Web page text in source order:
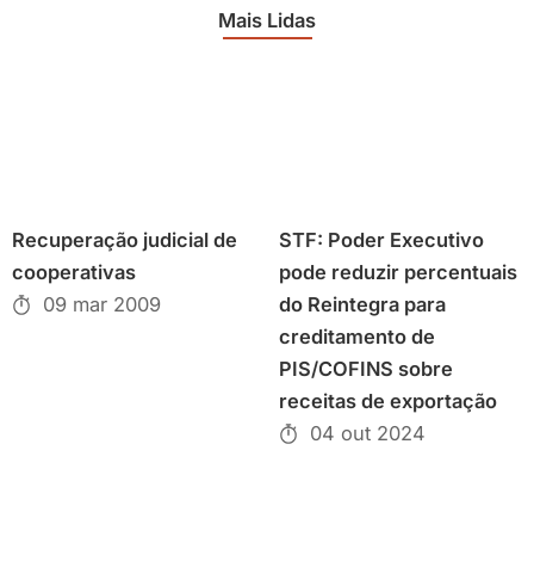
Mais Lidas
Recuperação judicial de
cooperativas
09 mar 2009
STF: Poder Executivo
pode reduzir percentuais
do Reintegra para
creditamento de
PIS/COFINS sobre
receitas de exportação
04 out 2024